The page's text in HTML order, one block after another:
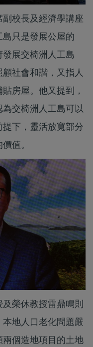
校長及經濟學講座
只是發展公屋的
展交椅洲人工島
社會和諧，又指人
房屋。他又提到，
交椅洲人工島可以
下，靈活放寬部分
值。
榮休教授雷鼎鳴則
地人口老化問題嚴
個造地項目的土地